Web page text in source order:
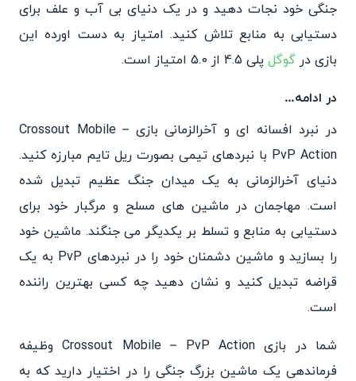
جنگی خود نجات دهید و در یک دنیای بی آب و علف برای
دستیابی به منابع تلاش کنید. امتیاز به دست اورده این
بازی در گوگل پلی 4.5 از 5.0 امتیاز است.
در ادامه…
در نبرد افسانه ای و آخرالزمانی بازی Crossout Mobile –
PvP Action با نبردهای تیمی بصورت ریل تایم مبارزه کنید.
دنیای آخرالزمانی به یک میدان جنگ عظیم تبدیل شده
است. مهاجمان در ماشین های مسلح و مرگبار خود برای
دستیابی به منابع و تسلط بر یکدیگر می جنگند. ماشین خود
را بسازید و ماشین دشمنان خود را در نبردهای PvP به یک
قراضه تبدیل کنید و نشان دهید چه کسی بهترین راننده
است.
شما در بازی Crossout Mobile – PvP Action وظیفه
فرماندهی یک ماشین بزرگ جنگی را در اختیار دارید که به